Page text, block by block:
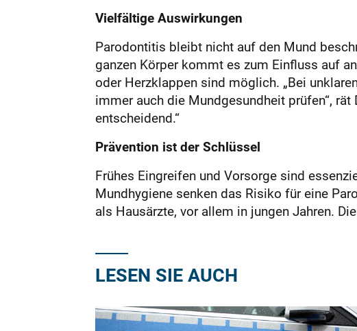
Vielfältige Auswirkungen
Parodontitis bleibt nicht auf den Mund
ganzen Körper kommt es zum Einfluss auf
oder Herzklappen sind möglich. „Bei
immer auch die Mundgesundheit prüfen“,
entscheidend.“
Prävention ist der Schlüssel
Frühes Eingreifen und Vorsorge sind
Mundhygiene senken das Risiko für eine
als Hausärzte, vor allem in jungen Jahren.
LESEN SIE AUCH